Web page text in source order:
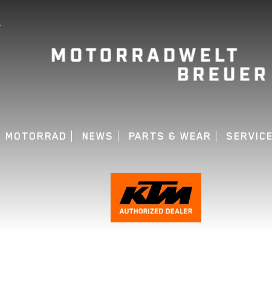
MOTORRAD NEWS PARTS & WEAR SERVICE